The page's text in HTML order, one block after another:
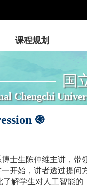
国
Chengchi
课程规划
֍
士生陈仲维主讲，带
开始，讲者透过提问
了解学生对人工智能的